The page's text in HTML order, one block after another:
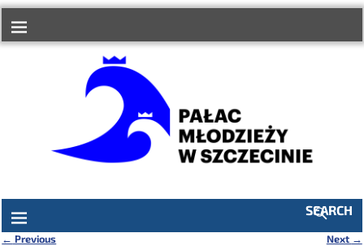
treści
SEARCH
← Previous Next →